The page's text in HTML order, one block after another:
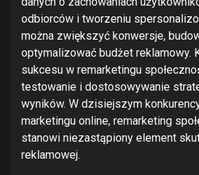
odbiorców i tworzeniu
można zwiększyć konwersje,
optymalizować budżet reklamowy.
sukcesu w remarketingu
testowanie i dostosowywanie
wyników. W dzisiejszym
marketingu online, remarketing
stanowi niezastąpiony element
reklamowej.